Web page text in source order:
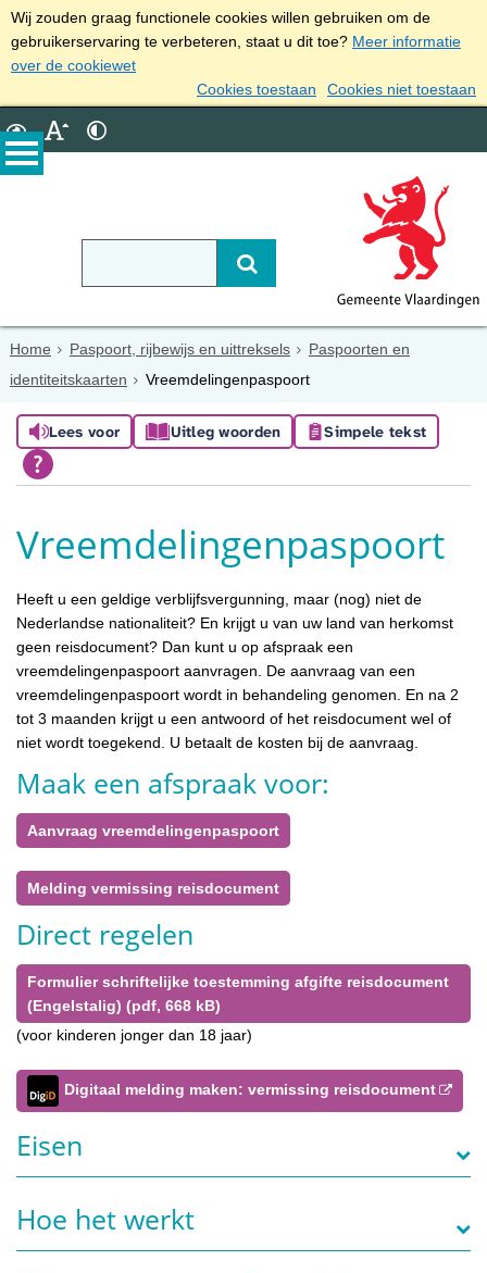
Wij zouden graag functionele cookies willen gebruiken om de
gebruikerservaring te verbeteren, staat u dit toe? Meer informatie
over de cookiewet
Cookies toestaan
Cookies niet toestaan
Home Paspoort, rijbewijs en uittreksels
Paspoorten en
identiteitskaarten
Vreemdelingenpaspoort
Lees voor Uitleg woorden Simpele tekst
Vreemdelingenpaspoort
Heeft u een geldige verblijfsvergunning, maar (nog) niet de
Nederlandse nationaliteit? En krijgt u van uw land van herkomst
geen reisdocument? Dan kunt u op afspraak een
vreemdelingenpaspoort aanvragen. De aanvraag van een
vreemdelingenpaspoort wordt in behandeling genomen. En na 2
tot 3 maanden krijgt u een antwoord of het reisdocument wel of
niet wordt toegekend. U betaalt de kosten bij de aanvraag.
Maak een afspraak voor:
Aanvraag vreemdelingenpaspoort
Melding vermissing reisdocument
Direct regelen
Formulier schriftelijke toestemming afgifte reisdocument
(Engelstalig) (pdf, 668 kB)
(voor kinderen jonger dan 18 jaar)
Digitaal melding maken: vermissing reisdocument
Eisen
Hoe het werkt